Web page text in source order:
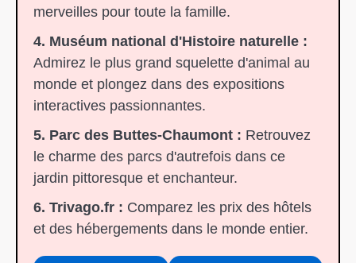
merveilles pour toute la famille.
4. Muséum national d'Histoire naturelle :
Admirez le plus grand squelette d'animal au
monde et plongez dans des expositions
interactives passionnantes.
5. Parc des Buttes-Chaumont : Retrouvez
le charme des parcs d'autrefois dans ce
jardin pittoresque et enchanteur.
6. Trivago.fr : Comparez les prix des hôtels
et des hébergements dans le monde entier.